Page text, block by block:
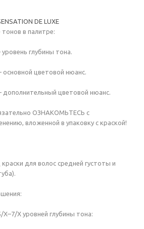
DE LUXE
в палитре:
глубины тона.
цветовой нюанс.
цветовой нюанс.
ОЗНАКОМЬТЕСЬ с
вложенной в упаковку с краской!
для волос средней густоты и
Х уровней глубины тона: